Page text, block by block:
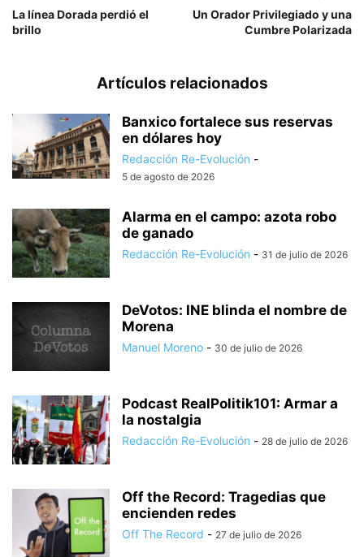
La línea Dorada perdió el
brillo
Un Orador Privilegiado y una
Cumbre Polarizada
Artículos relacionados
Banxico fortalece sus reservas
en dólares hoy
Redacción Re-Evolución -
5 de agosto de 2026
Alarma en el campo: azota robo
de ganado
Redacción Re-Evolución - 31 de julio de 2026
DeVotos: INE blinda el nombre de
Morena
Manuel Moreno - 30 de julio de 2026
Podcast RealPolitik101: Armar a
la nostalgia
Redacción Re-Evolución - 28 de julio de 2026
Off the Record: Tragedias que
encienden redes
Off The Record - 27 de julio de 2026